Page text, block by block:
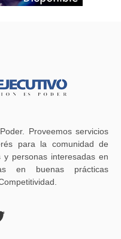
Proveemos servicios
para la comunidad de
y personas interesadas en
en buenas prácticas